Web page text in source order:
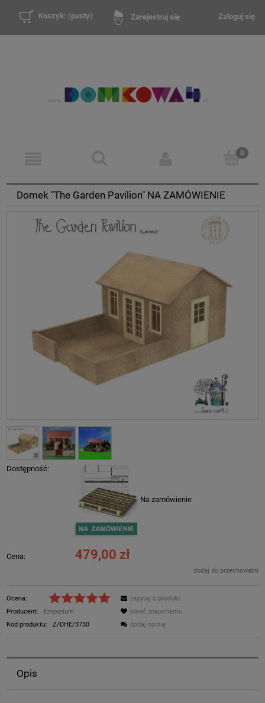
Zarejestruj się Zaloguj się
Koszyk: (pusty)
Domek "The Garden Pavilion" NA ZAMÓWIENIE
Dostępność:
Na zamówienie
Cena: 479,00 zł
dodaj do przechowalni
Ocena:
Producent:
Emporium
Kod produktu:
Z/DHE/3730
zapytaj o produkt
poleć znajomemu
dodaj opinię
Opis